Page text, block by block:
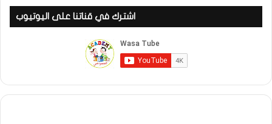
اشترك في قناتنا على اليوتيوب